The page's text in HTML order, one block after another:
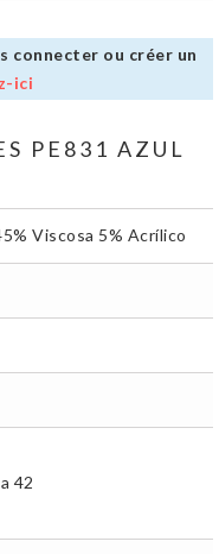
connecter ou créer un
ici
PE831 AZUL
Viscosa 5% Acrílico
42